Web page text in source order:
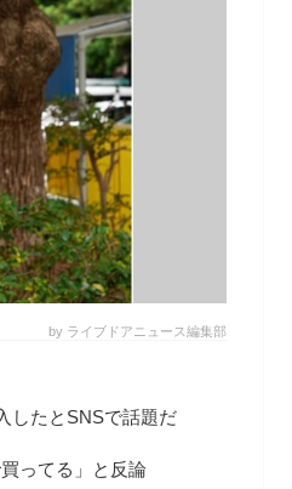
by ライブドアニュース編集部
したとSNSで話題だ
ってる」と反論